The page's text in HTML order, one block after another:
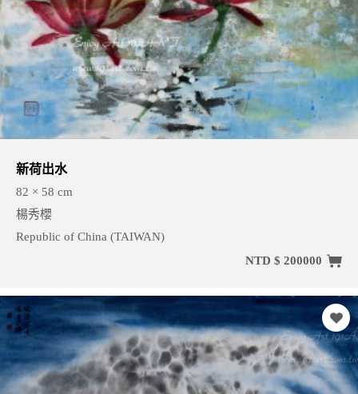
新荷出水
82 × 58 cm
楊秀櫻
Republic of China (TAIWAN)
NTD $ 200000